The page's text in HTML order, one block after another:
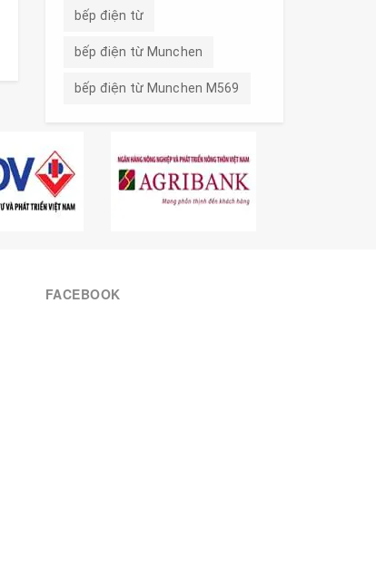
bếp điện từ
bếp điện từ Munchen
bếp điện từ Munchen M569
FACEBOOK